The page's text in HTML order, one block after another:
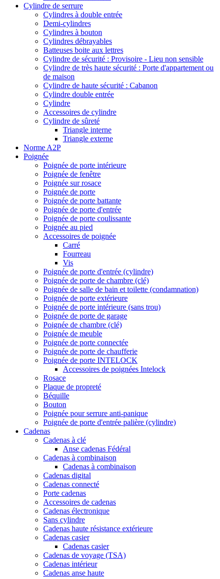
Cylindre de serrure
Cylindres à double entrée
Demi-cylindres
Cylindres à bouton
Cylindres débrayables
Batteuses boite aux lettres
Cylindre de sécurité : Provisoire - Lieu non sensible
Cylindre de très haute sécurité : Porte d'appartement ou
de maison
Cylindre de haute sécurité : Cabanon
Cylindre double entrée
Cylindre
Accessoires de cylindre
Cylindre de sûreté
Triangle interne
Triangle externe
Norme A2P
Poignée
Poignée de porte intérieure
Poignée de fenêtre
Poignée sur rosace
Poignée de porte
Poignée de porte battante
Poignée de porte d'entrée
Poignée de porte coulissante
Poignée au pied
Accessoires de poignée
Carré
Fourreau
Vis
Poignée de porte d'entrée (cylindre)
Poignée de porte de chambre (clé)
Poignée de salle de bain et toilette (condamnation)
Poignée de porte extérieure
Poignée de porte intérieure (sans trou)
Poignée de porte de garage
Poignée de chambre (clé)
Poignée de meuble
Poignée de porte connectée
Poignée de porte de chaufferie
Poignée de porte INTELOCK
Accessoires de poignées Intelock
Rosace
Plaque de propreté
Béquille
Bouton
Poignée pour serrure anti-panique
Poignée de porte d'entrée palière (cylindre)
Cadenas
Cadenas à clé
Anse cadenas Fédéral
Cadenas à combinaison
Cadenas à combinaison
Cadenas digital
Cadenas connecté
Porte cadenas
Accessoires de cadenas
Cadenas électronique
Sans cylindre
Cadenas haute résistance extérieure
Cadenas casier
Cadenas casier
Cadenas de voyage (TSA)
Cadenas intérieur
Cadenas anse haute